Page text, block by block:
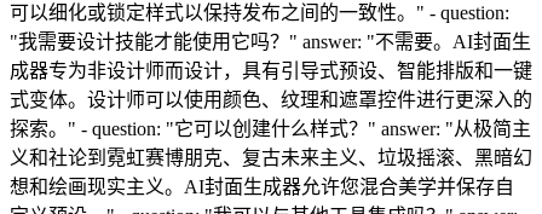
可以细化或锁定样式以保持发布之间的一致性。" - question:
"我需要设计技能才能使用它吗？" answer: "不需要。AI封面生
成器专为非设计师而设计，具有引导式预设、智能排版和一键
式变体。设计师可以使用颜色、纹理和遮罩控件进行更深入的
探索。" - question: "它可以创建什么样式？" answer: "从极简主
义和社论到霓虹赛博朋克、复古未来主义、垃圾摇滚、黑暗幻
想和绘画现实主义。AI封面生成器允许您混合美学并保存自